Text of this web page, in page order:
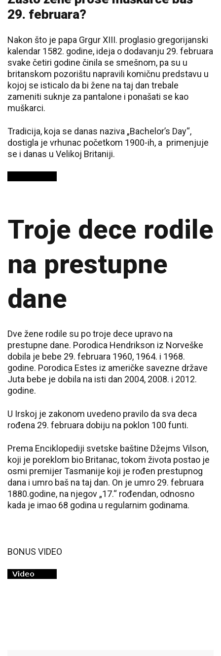
29. februara?
Nakon što je papa Grgur XIII. proglasio gregorijanski
kalendar 1582. godine, ideja o dodavanju 29. februara
svake četiri godine činila se smešnom, pa su u
britanskom pozorištu napravili komičnu predstavu u
kojoj se isticalo da bi žene na taj dan trebale
zameniti suknje za pantalone i ponašati se kao
muškarci.
Tradicija, koja se danas naziva „Bachelor’s Day“,
dostigla je vrhunac početkom 1900-ih, a primenjuje
se i danas u Velikoj Britaniji.
Troje dece rodile
na prestupne
dane
Dve žene rodile su po troje dece upravo na
prestupne dane. Porodica Hendrikson iz Norveške
dobila je bebe 29. februara 1960, 1964. i 1968.
godine. Porodica Estes iz američke savezne države
Juta bebe je dobila na isti dan 2004, 2008. i 2012.
godine.
U Irskoj je zakonom uvedeno pravilo da sva deca
rođena 29. februara dobiju na poklon 100 funti.
Prema Enciklopediji svetske baštine Džejms Vilson,
koji je poreklom bio Britanac, tokom života postao je
osmi premijer Tasmanije koji je rođen prestupnog
dana i umro baš na taj dan. On je umro 29. februara
1880.godine, na njegov „17.“ rođendan, odnosno
kada je imao 68 godina u regularnim godinama.
BONUS VIDEO